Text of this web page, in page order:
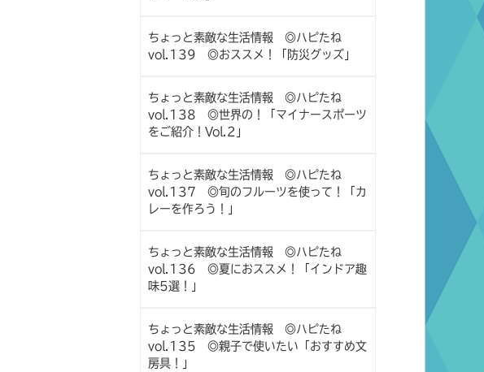
ちょっと素敵な生活情報 ◎ハピたね
vol.139 ◎おススメ！「防災グッズ」
ちょっと素敵な生活情報 ◎ハピたね
vol.138 ◎世界の！「マイナースポーツ
をご紹介！Vol.2」
ちょっと素敵な生活情報 ◎ハピたね
vol.137 ◎旬のフルーツを使って！「カ
レーを作ろう！」
ちょっと素敵な生活情報 ◎ハピたね
vol.136 ◎夏におススメ！「インドア趣
味5選！」
ちょっと素敵な生活情報 ◎ハピたね
vol.135 ◎親子で使いたい「おすすめ文
房具！」